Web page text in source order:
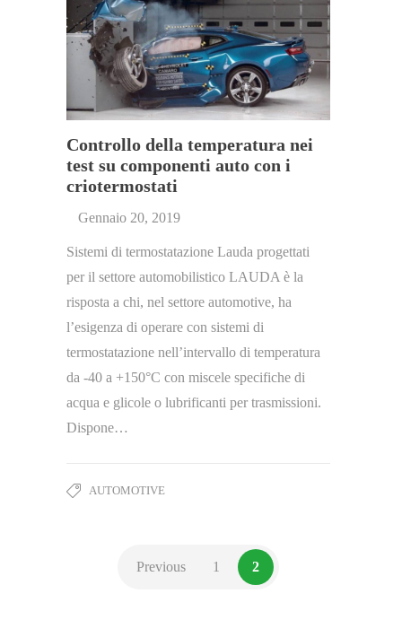
Controllo della temperatura nei
test su componenti auto con i
criotermostati
Gennaio 20, 2019
Sistemi di termostatazione Lauda progettati
per il settore automobilistico LAUDA è la
risposta a chi, nel settore automotive, ha
l’esigenza di operare con sistemi di
termostatazione nell’intervallo di temperatura
da -40 a +150°C con miscele specifiche di
acqua e glicole o lubrificanti per trasmissioni.
Dispone…
AUTOMOTIVE
Previous 1 2